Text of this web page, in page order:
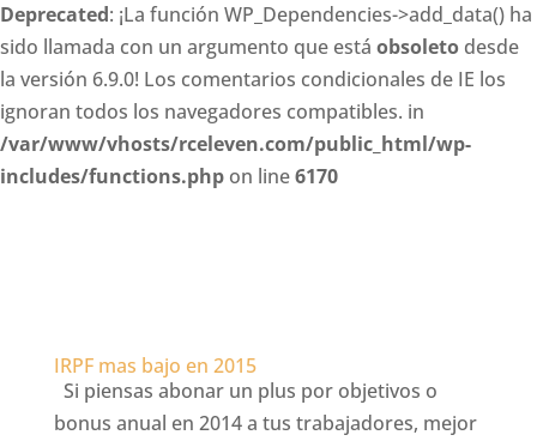
Deprecated: ¡La función WP_Dependencies->add_data() ha
sido llamada con un argumento que está obsoleto desde
la versión 6.9.0! Los comentarios condicionales de IE los
ignoran todos los navegadores compatibles. in
/var/www/vhosts/rceleven.com/public_html/wp-
includes/functions.php on line6170
IRPF mas bajo en 2015
Si piensas abonar un plus por objetivos o
bonus anual en 2014 a tus trabajadores, mejor